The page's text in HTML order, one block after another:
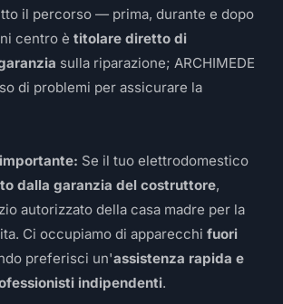
il percorso — prima, durante e dopo
centro ètitolare diretto di
sulla riparazione; ARCHIMEDE
di problemi per assicurare la
Se il tuo elettrodomestico
dalla garanzia del costruttore,
autorizzato della casa madre per la
Ci occupiamo di apparecchifuori
preferisci un'assistenza rapida e
indipendenti.